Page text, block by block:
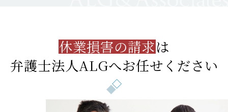
休業損害の請求は
弁護士法人ALGへお任せください